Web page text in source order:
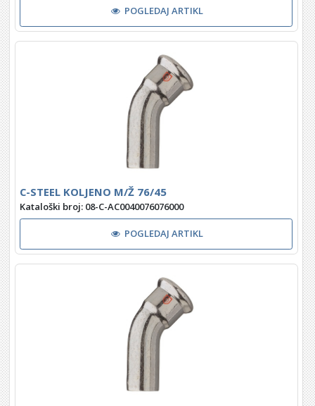
POGLEDAJ ARTIKL
C-STEEL KOLJENO M/Ž 76/45
Kataloški broj: 08-C-AC0040076076000
POGLEDAJ ARTIKL